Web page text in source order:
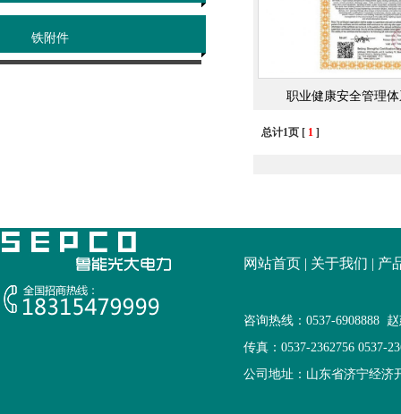
铁附件
职业健康安全管理
总计1页 [ 1 ]
网站首页 | 关于我们 | 产
咨询热线：0537-6908888
传真：0537-2362756 0537-
公司地址：山东省济宁经